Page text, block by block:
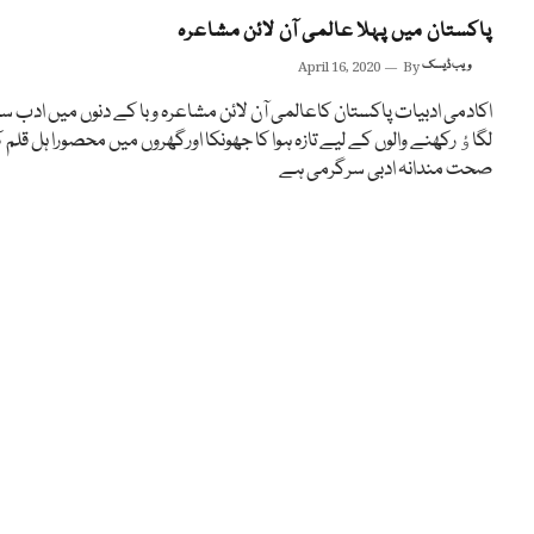
پاکستان میں پہلا عالمی آن لائن مشاعرہ
April 16, 2020 Byویب ڈیسک
اکادمی ادبیات پاکستان کاعالمی آن لائن مشاعرہ وبا کے دنوں میں ادب
لگاﺅ رکھنے والوں کے لیے تازہ ہوا کا جھونکا اورگھروں میں محصورا ہل
صحت مندانہ ادبی سرگرمی ہے